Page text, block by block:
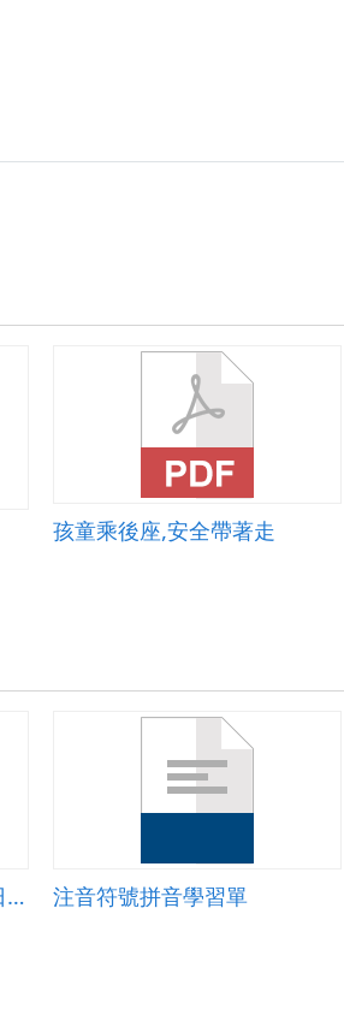
孩童乘後座,安全帶著走
注音符號綜合練習學習單(日常用品) 注音符號拼音學習單